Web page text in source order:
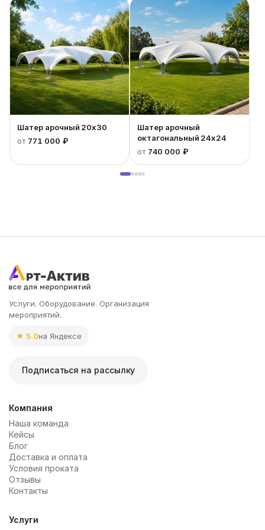
Белая ткань ПВХ, которая покрывает верхнюю
часть, может также закрывать и торцевые стороны
шатра, создавая уютную атмосферу внутри при
возможном ухудшении погодных условий.
Шатер арочный 20x30
от 771 000 ₽
Шатер арочный
октагональный 24x24
от 740 000 ₽
Услуги. Оборудование. Организация
мероприятий.
★ 5.0на Яндексе
Подписаться на рассылку
Компания
Наша команда
Кейсы
Блог
Доставка и оплата
Условия проката
Отзывы
Контакты
Услуги